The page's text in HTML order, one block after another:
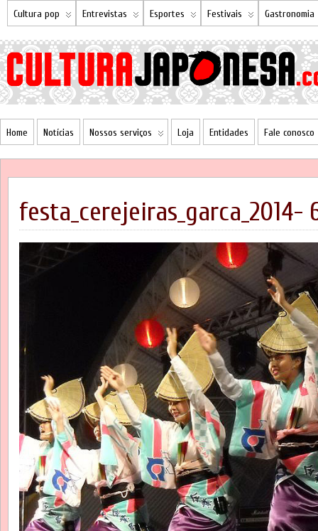
Cultura pop Entrevistas Esportes Festivais Gastronomia
Home Notícias Nossos serviços Loja Entidades Fale conosco
festa_cerejeiras_garca_2014-